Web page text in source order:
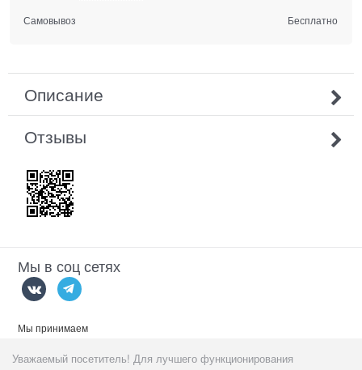
Самовывоз Бесплатно
Описание
Отзывы
Мы в соц сетях
Мы принимаем
Уважаемый посетитель! Для лучшего функционирования